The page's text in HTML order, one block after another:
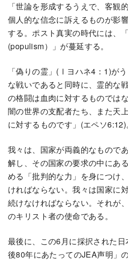
「世論を形成するうえで、客観
個人的な信念に訴えるものが影
する。ポスト真実の時代には、
(populism）」が蔓延する。
「偽りの霊」(Ⅰヨハネ4：1)が
な戦いであると同時に、霊的な
の格闘は血肉に対するものでは
闇の世界の支配者たち、また天
に対するものです」(エペソ6:12)
我々は、国家が両義的なもので
解し、その国家の要求の中にあ
める「批判的な力」を身につけ
ければならない。我々は国家に
続けなければならない。それが
のキリスト者の使命である。
最後に、この6月に採択された
後80年にあたってのJEA声明」